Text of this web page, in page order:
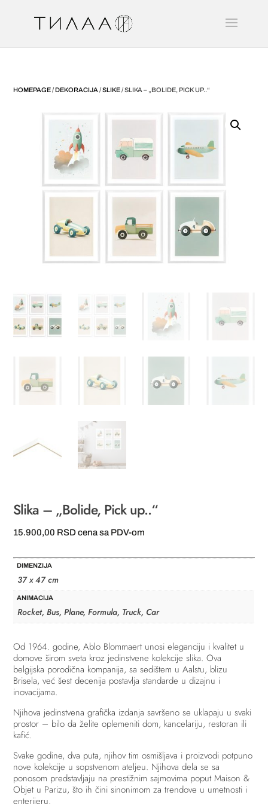
HOMEPAGE/DEKORACIJA /SLIKE/ SLIKA – „BOLIDE, PICK UP..“
Slika – „Bolide, Pick up..“
15.900,00 RSD cena sa PDV-om
DIMENZIJA
37 x 47 cm
ANIMACIJA
Rocket, Bus, Plane, Formula, Truck, Car
Od 1964. godine, Ablo Blommaert unosi eleganciju i kvalitet u
domove širom sveta kroz jedinstvene kolekcije slika. Ova
belgijska porodična kompanija, sa sedištem u Aalstu, blizu
Brisela, već šest decenija postavlja standarde u dizajnu i
inovacijama.
Njihova jedinstvena grafička izdanja savršeno se uklapaju u svaki
prostor – bilo da želite oplemeniti dom, kancelariju, restoran ili
kafić.
Svake godine, dva puta, njihov tim osmišljava i proizvodi potpuno
nove kolekcije u sopstvenom ateljeu. Njihova dela se sa
ponosom predstavljaju na prestižnim sajmovima poput Maison &
Objet u Parizu, što ih čini sinonimom za trendove u umetnosti i
enterijeru.